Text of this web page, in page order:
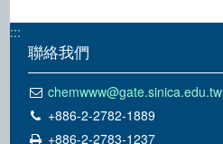
:::
聯絡我們
chemwww@gate.sinica.edu.tw
+886-2-2782-1889
+886-2-2783-1237